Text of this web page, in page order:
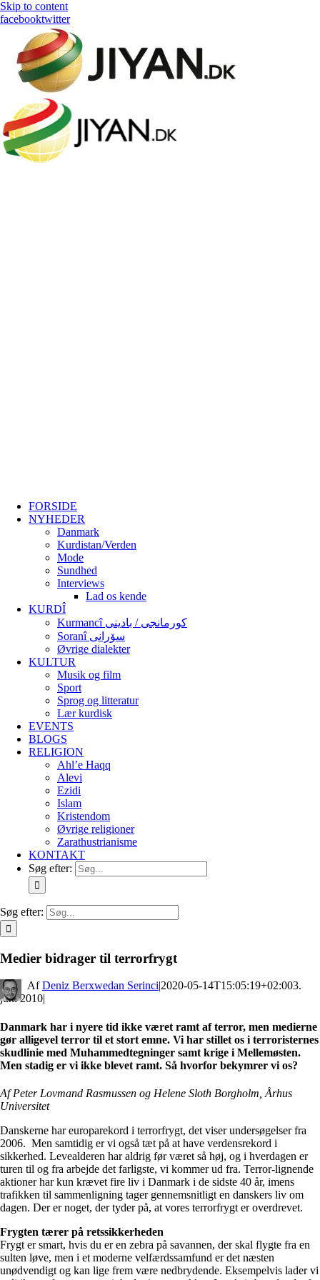
Skip to content
facebooktwitter
FORSIDE
NYHEDER
Danmark
Kurdistan/Verden
Mode
Sundhed
Interviews
Lad os kende
KURDÎ
Kurmancî کورمانجی / بادینی
Soranî سۆرانی
Øvrige dialekter
KULTUR
Musik og film
Sport
Sprog og litteratur
Lær kurdisk
EVENTS
BLOGS
RELIGION
Ahl’e Haqq
Alevi
Ezidi
Islam
Kristendom
Øvrige religioner
Zarathustrianisme
KONTAKT
Søg efter:
Søg efter:
Medier bidrager til terrorfrygt
By Deniz Berxwedan Serinci|2020-05-14T15:05:19+02:003.
juni 2010|
Danmark har i nyere tid ikke været ramt af terror, men medierne
gør alligevel terror til et stort emne. Vi har stillet os i terroristernes
skudlinie med Muhammedtegninger samt krige i Mellemøsten.
Men stadig er vi ikke blevet ramt. Så hvorfor bekymrer vi os?
Af Peter Lovmand Rasmussen og Helene Sloth Borgholm, Århus
Universitet
Danskerne har europarekord i terrorfrygt, det viser undersøgelser fra
2006. Men samtidig er vi også tæt på at have verdensrekord i
sikkerhed. Levealderen har aldrig før været så høj, og i hverdagen er
turen til og fra arbejde det farligste, vi kommer ud fra. Terror-lignende
aktioner har kun krævet fire liv i Danmark i de sidste 40 år, imens
trafikken til sammenligning tager gennemsnitligt en danskers liv om
dagen. Der er noget, der tyder på, at vores terrorfrygt er overdrevet.
Frygten tærer på retssikkerheden
Frygt er smart, hvis du er en zebra på savannen, der skal flygte fra en
sulten løve, men i et moderne velfærdssamfund er det næsten
unødvendigt og kan lige frem være nedbrydende. Eksempelvis lader vi